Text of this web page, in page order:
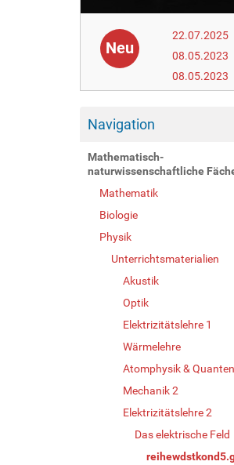
Neu
22.07.2025
08.05.2023
08.05.2023
Navigation
Mathematisch-
naturwissenschaftliche
Mathematik
Biologie
Physik
Unterrichtsmaterialien
Akustik
Optik
Elektrizitätslehre 1
Wärmelehre
Atomphysik &
Mechanik 2
Elektrizitätslehre 2
Das elektrische Feld